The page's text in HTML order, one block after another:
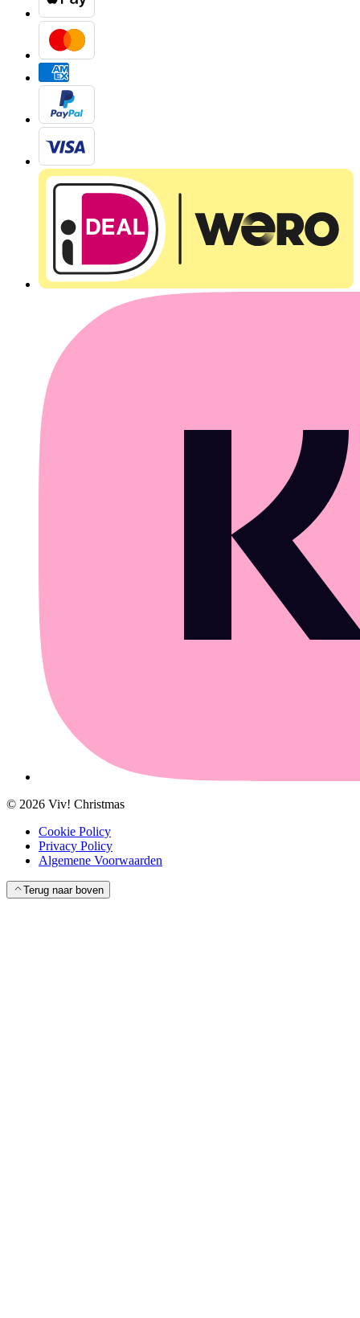
© 2026 Viv! Christmas
Cookie Policy
Privacy Policy
Algemene Voorwaarden
Terug naar boven